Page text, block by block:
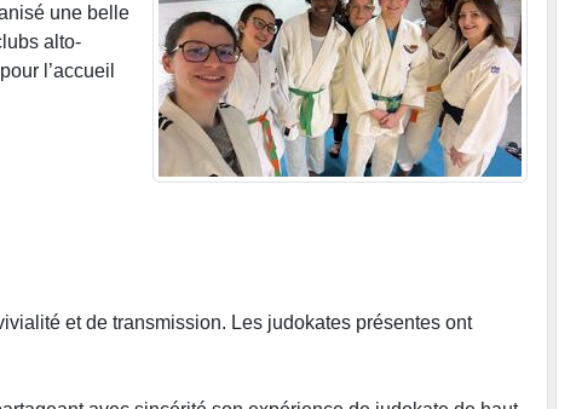
une belle
alto-
l’accueil
et de transmission. Les judokates présentes ont